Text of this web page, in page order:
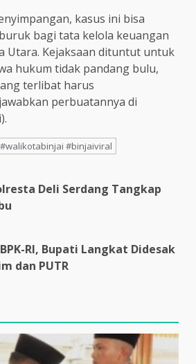
kasus ini bisa
bagi tata kelola keuangan
Utara. Kejaksaan dituntut untuk
hukum tidak pandang bulu,
terlibat harus
perbuatannya di
#binjaiviral
Deli Serdang Tangkap
RI, Bupati Langkat Didesak
dan PUTR